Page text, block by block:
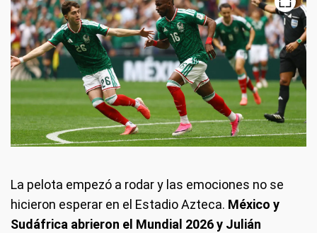
La pelota empezó a rodar y las emociones no se
hicieron esperar en el Estadio Azteca. México y
Sudáfrica abrieron el Mundial 2026 y Julián